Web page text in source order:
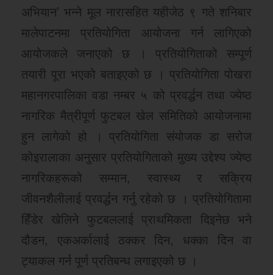
अभियान’ भन्ने मूल नारासहित यहीजेठ ९ गते शनिबार
मालेपाटनमा प्रतियोगिता आयोजना गर्न लागिएको
आयोजकले जनाएको छ । प्रतियोगिताको सम्पूर्ण
तयारी पूरा भएको बताइएको छ । प्रतियोगिता पोखरा
महानगरपालिका वडा नम्बर ५ को प्रवर्द्धन तथा ज्येष्ठ
नागरिक मैत्रीपूर्ण फुटबल खेल समितिको आयोजनामा
हुन लागेको हो । प्रतियोगिता संयोजक डा सरोज
कोइरालाका अनुसार प्रतियोगिताको मुख्य उद्देश्य ज्येष्ठ
नागरिकहरूको सम्मान, स्वास्थ्य र सक्रिय
जीवनशैलीलाई प्रवर्द्धन गर्नु रहेको छ । प्रतियोगितामा
हिँडेर खेलिने फुटबललाई प्राथमिकता दिइनेछ भने
दौडन, एकअर्कालाई ठक्कर दिन, धक्का दिन वा
ट्याकल गर्न पूर्ण प्रतिबन्ध लगाइएको छ ।